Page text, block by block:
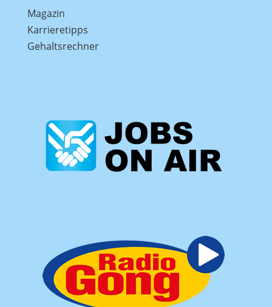
Magazin
Karrieretipps
Gehaltsrechner